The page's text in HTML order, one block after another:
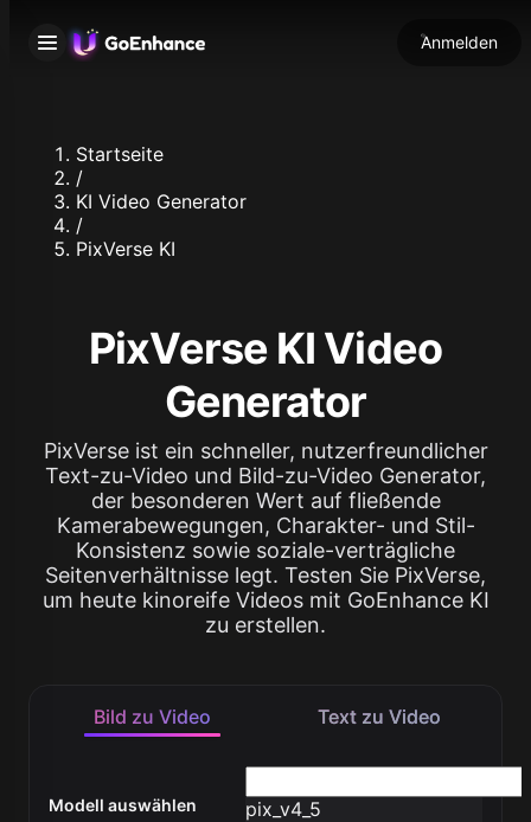
Anmelden
Startseite
/
KI Video Generator
/
PixVerse KI
PixVerse KI Video
Generator
PixVerse ist ein schneller, nutzerfreundlicher
Text-zu-Video und Bild-zu-Video Generator,
der besonderen Wert auf fließende
Kamerabewegungen, Charakter- und Stil-
Konsistenz sowie soziale-verträgliche
Seitenverhältnisse legt. Testen Sie PixVerse,
um heute kinoreife Videos mit GoEnhance KI
zu erstellen.
Bild zu Video Text zu Video
Modell auswählen pix_v4_5